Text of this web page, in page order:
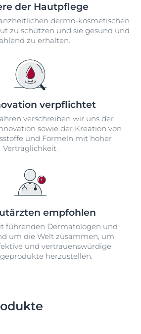
der Hautpflege
dermo-kosmetischen
zu schützen und sie gesund und
zu erhalten.
verpflichtet
verschreiben wir uns der
sowie der Kreation von
und Formeln mit hoher
Verträglichkeit.
empfohlen
führenden Dermatologen und
um die Welt zusammen, um
und vertrauenswürdige
herzustellen.